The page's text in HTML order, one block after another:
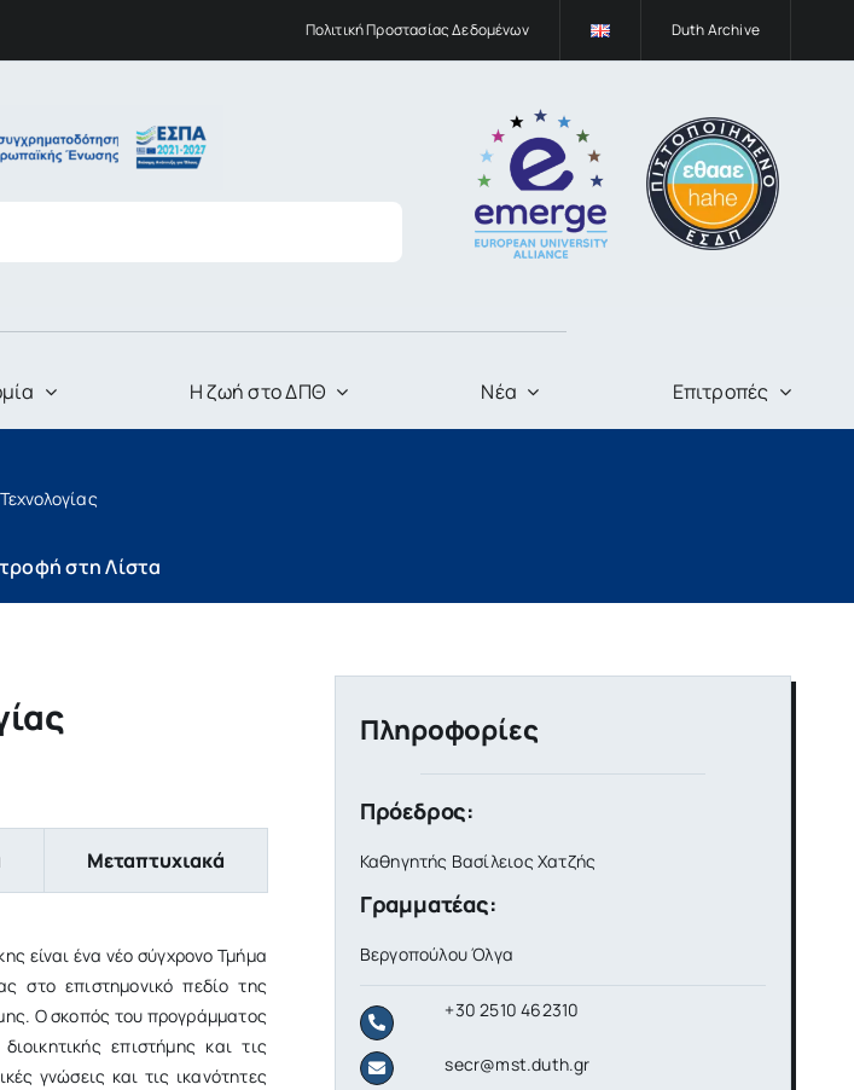
Πολιτική Προστασίας Δεδομένων Duth Archive
Η ζωή στο ΔΠΘ Νέα Επιτροπές
στη Λίστα
Μεταπτυχιακά
είναι ένα νέο σύγχρονο Τμήμα
στο επιστημονικό πεδίο της
O σκοπός του προγράμματος
επιστήμης και τις
γνώσεις και τις ικανότητες
Πληροφορίες
Πρόεδρος:
Καθηγητής Βασίλειος Χατζής
Γραμματέας:
Βεργοπούλου Όλγα
+30 2510 462310
secr@mst.duth.gr